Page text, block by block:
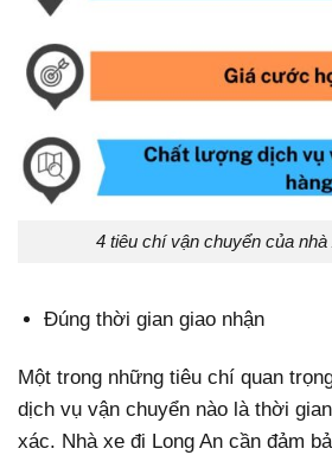
4 tiêu chí vận chuyển của nhà
Đúng thời gian giao nhận
Một trong những tiêu chí quan
dịch vụ vận chuyển nào là thời
xác. Nhà xe đi Long An cần đảm